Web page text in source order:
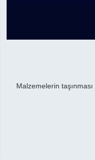
Malzemelerin